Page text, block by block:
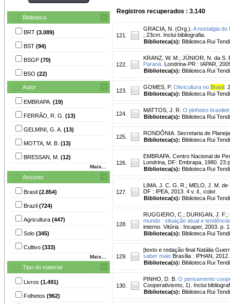
Biblioteca
BRT (3.089)
BST (94)
BSGP (70)
BSO (22)
Autor
EMBRAPA. (19)
FERRÃO, R. G. (13)
GELMINI, G. A. (13)
MOTTA, M. B. (13)
BRESSAN, M. (12)
Mais...
Assunto
Brasil (2.854)
Brazil (724)
Agricultura (447)
Solo (345)
Cultivo (333)
Mais...
Tipo do material
Livros (1.491)
Folhetos (962)
Registros recuperados : 3.140
121.
GRACIA, N. (Org.). A nostalgia
; 23cm. Inclui bibliografia.
Biblioteca(s): Biblioteca Rui
122.
KRANZ, W. M. ; JÚNIOR, N. da S.
Paraná. Londrina-PR : IAPAR,
Biblioteca(s): Biblioteca Rui
123.
GOMES, P. Olivicultura no Brasil
Biblioteca(s): Biblioteca Rui
124.
MATTOS, J. R. O pinheiro
Biblioteca(s): Biblioteca Rui
125.
RONDÔNIA. Secretaria de
Biblioteca(s): Biblioteca Rui
126.
EMBRAPA. Centro Nacional de
Londrina, DF: Embrapa, 1980. 23
Biblioteca(s): Biblioteca Rui
127.
LIMA, J. C. G. R. ; MELO, J. M. de
DF : IPEA, 2013. 4 v. il., color.
Biblioteca(s): Biblioteca Rui
128.
RUGGIERO, C. ; DURIGAN, J. F. ;
mundo : situação atual e
interno. Vitória : Incaper, 2003. p.
Biblioteca(s): Biblioteca Rui
129.
[texto e redação final Natália
saber mais Brasília : IPHAN,
Biblioteca(s): Biblioteca Rui
130.
PINHO, D. B. O pensamento
Cooperativismo, 1). Inclui
Biblioteca(s): Biblioteca Rui